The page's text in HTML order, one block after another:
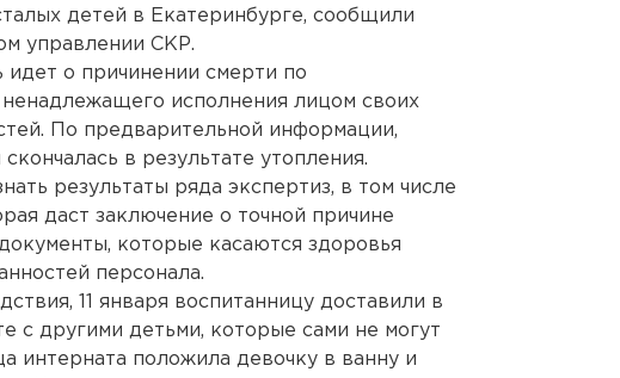
детей в Екатеринбурге, сообщили
управлении СКР.
идет о причинении смерти по
исполнения лицом своих
По предварительной информации,
в результате утопления.
результаты ряда экспертиз, в том числе
даст заключение о точной причине
которые касаются здоровья
персонала.
11 января воспитанницу доставили в
с другими детьми, которые сами не могут
интерната положила девочку в ванну и